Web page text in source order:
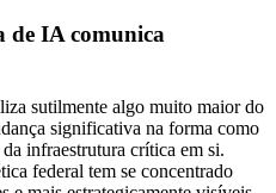
de IA comunica
sutilmente algo muito maior do
significativa na forma como
infraestrutura crítica em si.
federal tem se concentrado